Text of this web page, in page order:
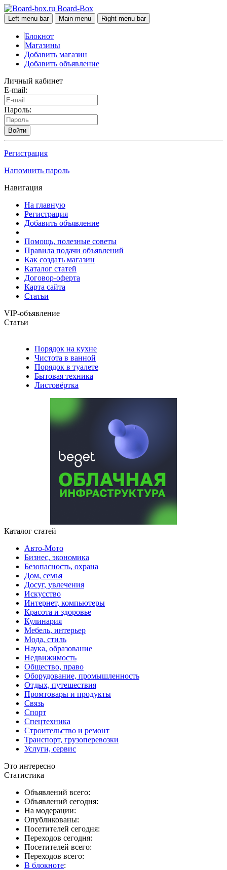
Board-Box
Left menu bar Main menu Right menu bar
Блокнот
Магазины
Добавить магазин
Добавить объявление
Личный кабинет
E-mail:
Пароль:
Войти
Регистрация
Напомнить пароль
Навигация
На главную
Регистрация
Добавить объявление
Помощь, полезные советы
Правила подачи объявлений
Как создать магазин
Каталог статей
Договор-оферта
Карта сайта
Статьи
VIP-объявление
Статьи
Порядок на кухне
Чистота в ванной
Порядок в туалете
Бытовая техника
Листовёртка
Каталог статей
Авто-Мото
Бизнес, экономика
Безопасность, охрана
Дом, семья
Досуг, увлечения
Искусство
Интернет, компьютеры
Красота и здоровье
Кулинария
Мебель, интерьер
Мода, стиль
Наука, образование
Недвижимость
Общество, право
Оборудование, промышленность
Отдых, путешествия
Промтовары и продукты
Связь
Спорт
Спецтехника
Строительство и ремонт
Транспорт, грузоперевозки
Услуги, сервис
Это интересно
Статистика
Объявлений всего:
Объявлений сегодня:
На модерации:
Опубликованы:
Посетителей сегодня:
Переходов сегодня:
Посетителей всего:
Переходов всего:
В блокноте: